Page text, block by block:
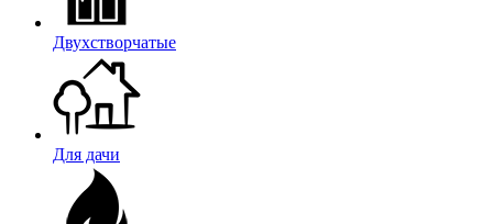
Двухстворчатые
Для дачи